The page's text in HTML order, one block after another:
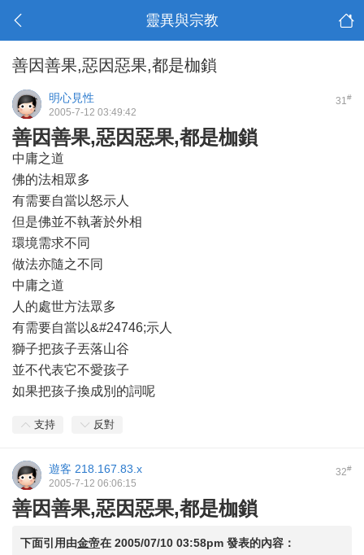
靈異與宗教
善因善果,惡因惡果,都是枷鎖
31#
明心見性
2005-7-12 03:49:42
善因善果,惡因惡果,都是枷鎖
中庸之道
佛的法相眾多
有需要自當以怒示人
但是佛並不執著於外相
環境需求不同
做法亦隨之不同
中庸之道
人的處世方法眾多
有需要自當以&#24746;示人
獅子把孩子丟落山谷
並不代表它不愛孩子
如果把孩子換成別的詞呢
支持 反對
32#
遊客 218.167.83.x
2005-7-12 06:06:15
善因善果,惡因惡果,都是枷鎖
下面引用由金帝在 2005/07/10 03:58pm 發表的內容：